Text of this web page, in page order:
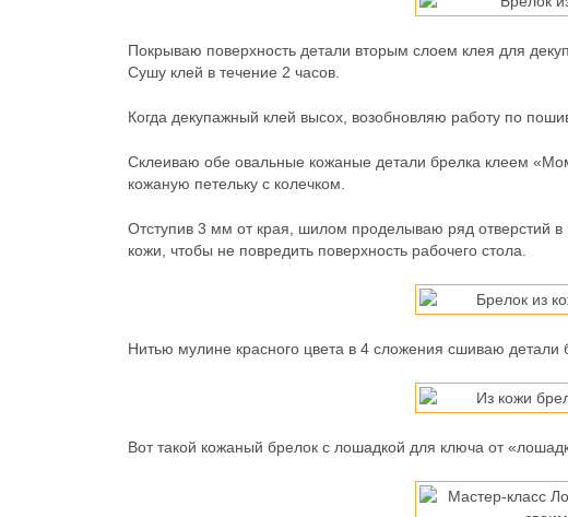
Покрываю поверхность детали вторым слоем клея для
Сушу клей в течение 2 часов.
Когда декупажный клей высох, возобновляю работу по
Склеиваю обе овальные кожаные детали брелка клеем
кожаную петельку с колечком.
Отступив 3 мм от края, шилом проделываю ряд отверстий
кожи, чтобы не повредить поверхность рабочего стола.
Нитью мулине красного цвета в 4 сложения сшиваю
Вот такой кожаный брелок с лошадкой для ключа от